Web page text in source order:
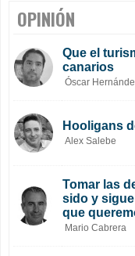
OPINIÓN
Que el
canarios
Óscar
Hooligans
Alex Salebe
Tomar las
sido y
que
Mario Cabrera